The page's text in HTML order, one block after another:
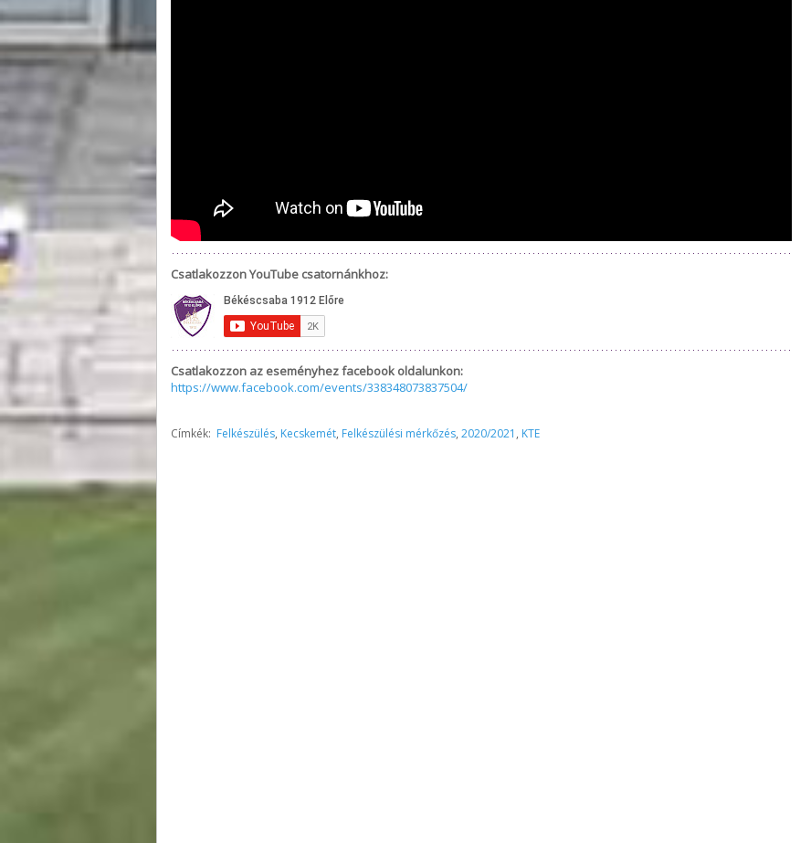
Csatlakozzon YouTube csatornánkhoz:
Csatlakozzon az eseményhez facebook oldalunkon:
https://www.facebook.com/events/338348073837504/
Címkék: Felkészülés, Kecskemét, Felkészülési mérkőzés, 2020/2021 , KTE